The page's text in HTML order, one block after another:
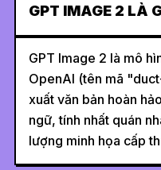
GPT IMAGE 2 LÀ
GPT Image 2 là mô
OpenAI (tên mã
xuất văn bản hoàn
ngữ, tính nhất quán
lượng minh họa cấp